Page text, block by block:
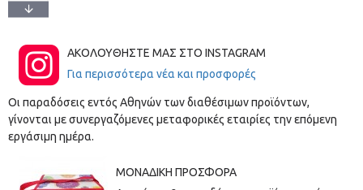
ΑΚΟΛΟΥΘΗΣΤΕ ΜΑΣ ΣΤΟ INSTAGRAM
Για περισσότερα νέα και προσφορές
Οι παραδόσεις εντός Αθηνών των διαθέσιμων προϊόντων,
γίνονται με συνεργαζόμενες μεταφορικές εταιρίες την επόμενη
εργάσιμη ημέρα.
ΜΟΝΑΔΙΚΉ ΠΡΟΣΦΟΡΆ